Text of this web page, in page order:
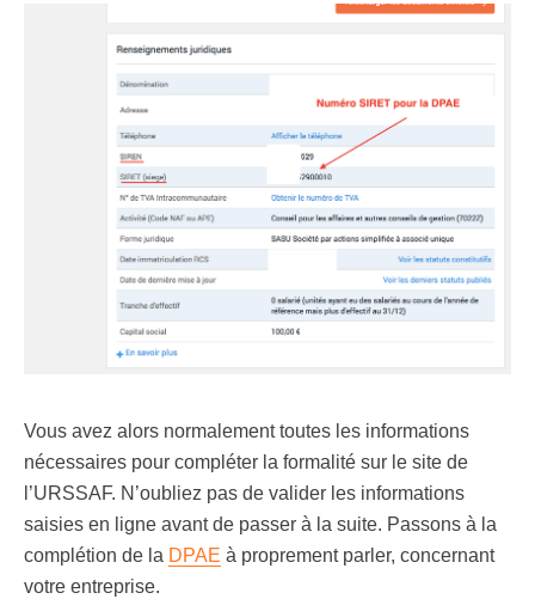
Vous avez alors normalement toutes les informations
nécessaires pour compléter la formalité sur le site de
l’URSSAF. N’oubliez pas de valider les informations
saisies en ligne avant de passer à la suite. Passons à la
complétion de la DPAE à proprement parler, concernant
votre entreprise.